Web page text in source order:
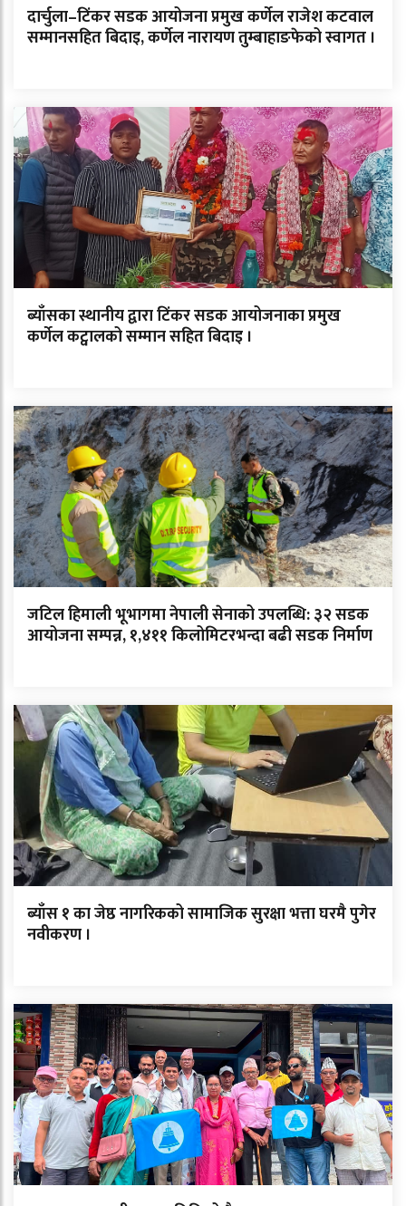
दार्चुला–टिंकर सडक आयोजना प्रमुख कर्णेल राजेश कटवाल
सम्मानसहित बिदाइ, कर्णेल नारायण तुम्बाहाङफेको स्वागत ।
ब्याँसका स्थानीय द्वारा टिंकर सडक आयोजनाका प्रमुख
कर्णेल कट्वालको सम्मान सहित बिदाइ ।
जटिल हिमाली भूभागमा नेपाली सेनाको उपलब्धि: ३२ सडक
आयोजना सम्पन्न, १,४११ किलोमिटरभन्दा बढी सडक निर्माण
ब्याँस १ का जेष्ठ नागरिकको सामाजिक सुरक्षा भत्ता घरमै पुगेर
नवीकरण ।